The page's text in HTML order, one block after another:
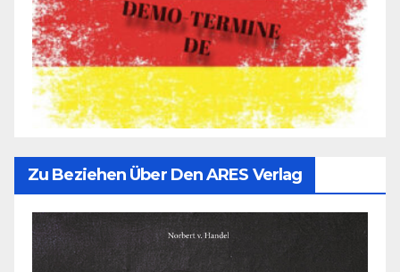
Zu Beziehen Über Den ARES Verlag